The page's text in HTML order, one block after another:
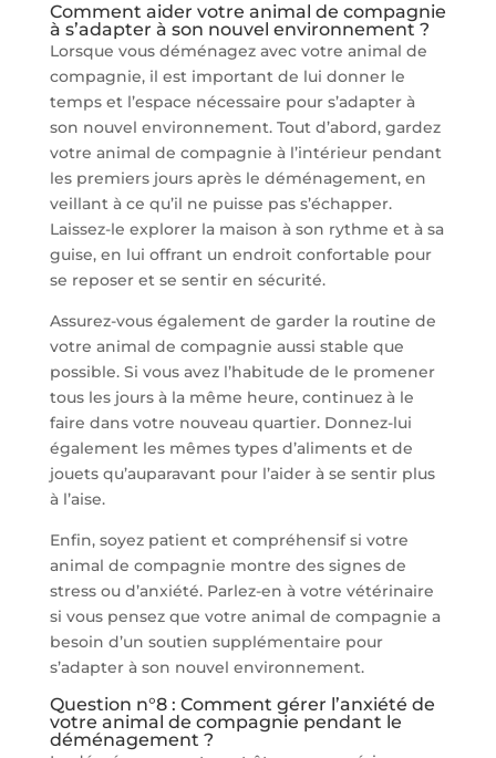
Comment aider votre animal de compagnie
à s’adapter à son nouvel environnement ?
Lorsque vous déménagez avec votre animal de
compagnie, il est important de lui donner le
temps et l’espace nécessaire pour s’adapter à
son nouvel environnement. Tout d’abord, gardez
votre animal de compagnie à l’intérieur pendant
les premiers jours après le déménagement, en
veillant à ce qu’il ne puisse pas s’échapper.
Laissez-le explorer la maison à son rythme et à sa
guise, en lui offrant un endroit confortable pour
se reposer et se sentir en sécurité.
Assurez-vous également de garder la routine de
votre animal de compagnie aussi stable que
possible. Si vous avez l’habitude de le promener
tous les jours à la même heure, continuez à le
faire dans votre nouveau quartier. Donnez-lui
également les mêmes types d’aliments et de
jouets qu’auparavant pour l’aider à se sentir plus
à l’aise.
Enfin, soyez patient et compréhensif si votre
animal de compagnie montre des signes de
stress ou d’anxiété. Parlez-en à votre vétérinaire
si vous pensez que votre animal de compagnie a
besoin d’un soutien supplémentaire pour
s’adapter à son nouvel environnement.
Question n°8 : Comment gérer l’anxiété de
votre animal de compagnie pendant le
déménagement ?